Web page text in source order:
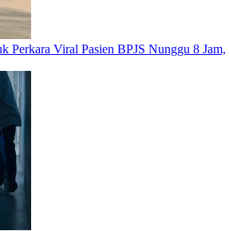
Perkara Viral Pasien BPJS Nunggu 8 Jam,